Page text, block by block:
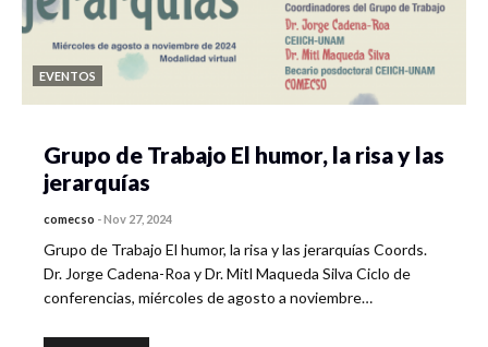
EVENTOS
Grupo de Trabajo El humor, la risa y las
jerarquías
comecso -Nov 27, 2024
Grupo de Trabajo El humor, la risa y las jerarquías Coords.
Dr. Jorge Cadena-Roa y Dr. Mitl Maqueda Silva Ciclo de
conferencias, miércoles de agosto a noviembre…